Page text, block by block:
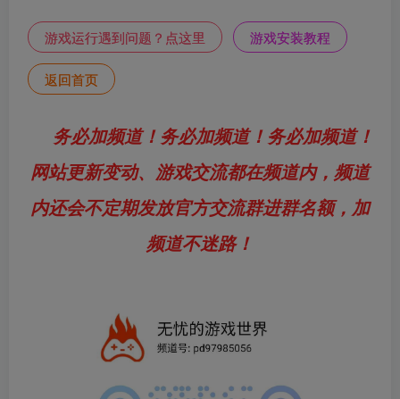
游戏运行遇到问题？点这里 游戏安装教程
返回首页
务必加频道！务必加频道！务必加频道！
网站更新变动、游戏交流都在频道内，频道
内还会不定期发放官方交流群进群名额，加
频道不迷路！